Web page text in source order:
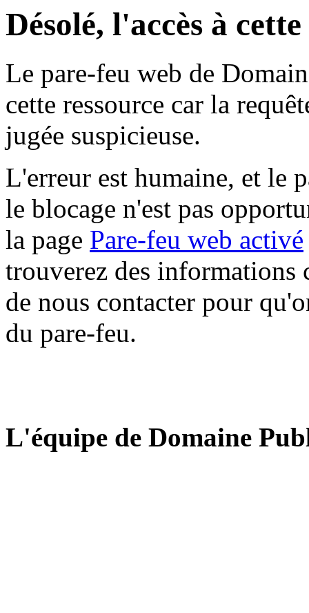
Désolé, l'accès à
Le pare-feu web de
cette ressource car la
jugée suspicieuse.
L'erreur est humaine, et le
le blocage n'est pas
la page Pare-feu web activé
trouverez des informations
de nous contacter pour
du pare-feu.
L'équipe de Domaine